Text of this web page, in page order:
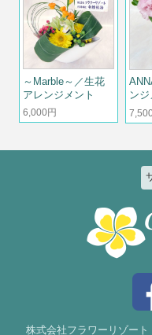
～Marble～／生花
アレンジメント
6,000円
ンジ
特集
2026ひまわりと夏の花特集
お祝い花特集～開店・移転
花束
株式会社フラワーリゾート